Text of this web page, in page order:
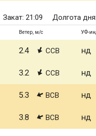
Закат: 21:09 Долгота
Ветер, м/с УФ-
2.4 ССВ нд
3.2 ССВ нд
5.3 ВСВ нд
3.8 ВСВ нд